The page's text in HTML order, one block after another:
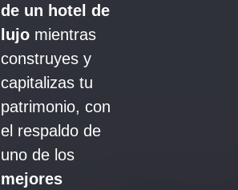
de un hotel de
lujo mientras
construyes y
capitalizas tu
patrimonio, con
el respaldo de
uno de los
mejores